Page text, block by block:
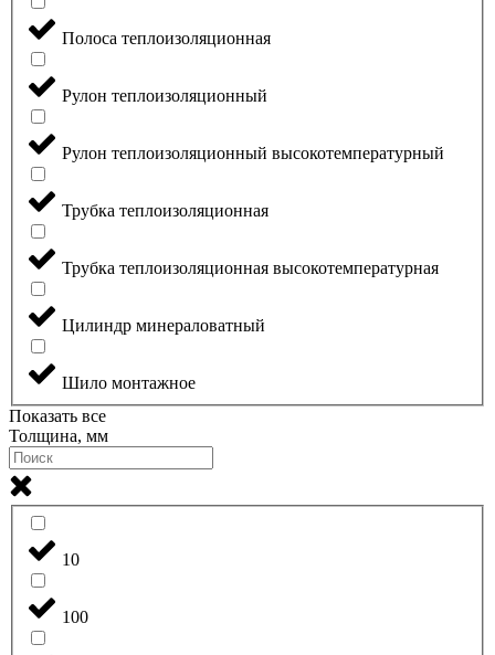
Полоса теплоизоляционная
Рулон теплоизоляционный
Рулон теплоизоляционный высокотемпературный
Трубка теплоизоляционная
Трубка теплоизоляционная высокотемпературная
Цилиндр минераловатный
Шило монтажное
Показать все
Толщина, мм
10
100